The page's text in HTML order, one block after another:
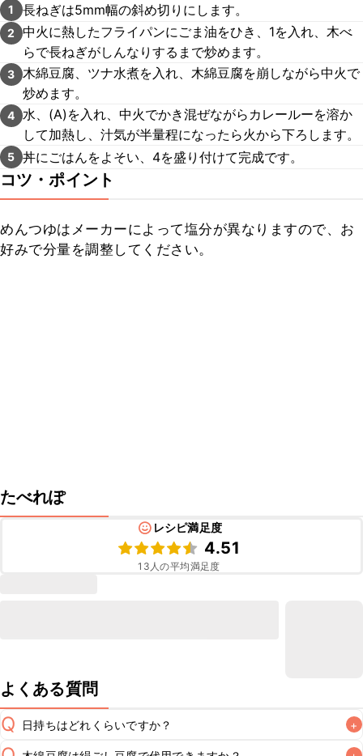
1 長ねぎは5mm幅の斜め切りにします。
2
中火に熱したフライパンにごま油をひき、1を入れ、木べ
らで長ねぎがしんなりするまで炒めます。
3 木綿豆腐、ツナ水煮を入れ、木綿豆腐を崩しながら中火で
炒めます。
4 水、(A)を入れ、中火でかき混ぜながらカレールーを溶か
して加熱し、汁気が半量程になったら火から下ろします。
5 丼にごはんをよそい、4を盛り付けて完成です。
コツ・ポイント
めんつゆはメーカーによって塩分が異なりますので、お
好みで分量を調整してください。
たべれぽ
レシピ満足度
4.51
13 人の平均満足度
よくある質問
Q 日持ちはどれくらいですか？ +